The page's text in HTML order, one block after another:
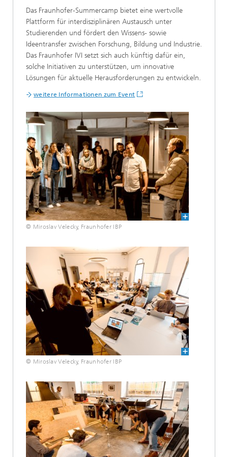
Das Fraunhofer-Summercamp bietet eine wertvolle
Plattform für interdisziplinären Austausch unter
Studierenden und fördert den Wissens- sowie
Ideentransfer zwischen Forschung, Bildung und Industrie.
Das Fraunhofer IVI setzt sich auch künftig dafür ein,
solche Initiativen zu unterstützen, um innovative
Lösungen für aktuelle Herausforderungen zu entwickeln.
weitere Informationen zum Event
© Miroslav Velecky, Fraunhofer IBP
© Miroslav Velecky, Fraunhofer IBP